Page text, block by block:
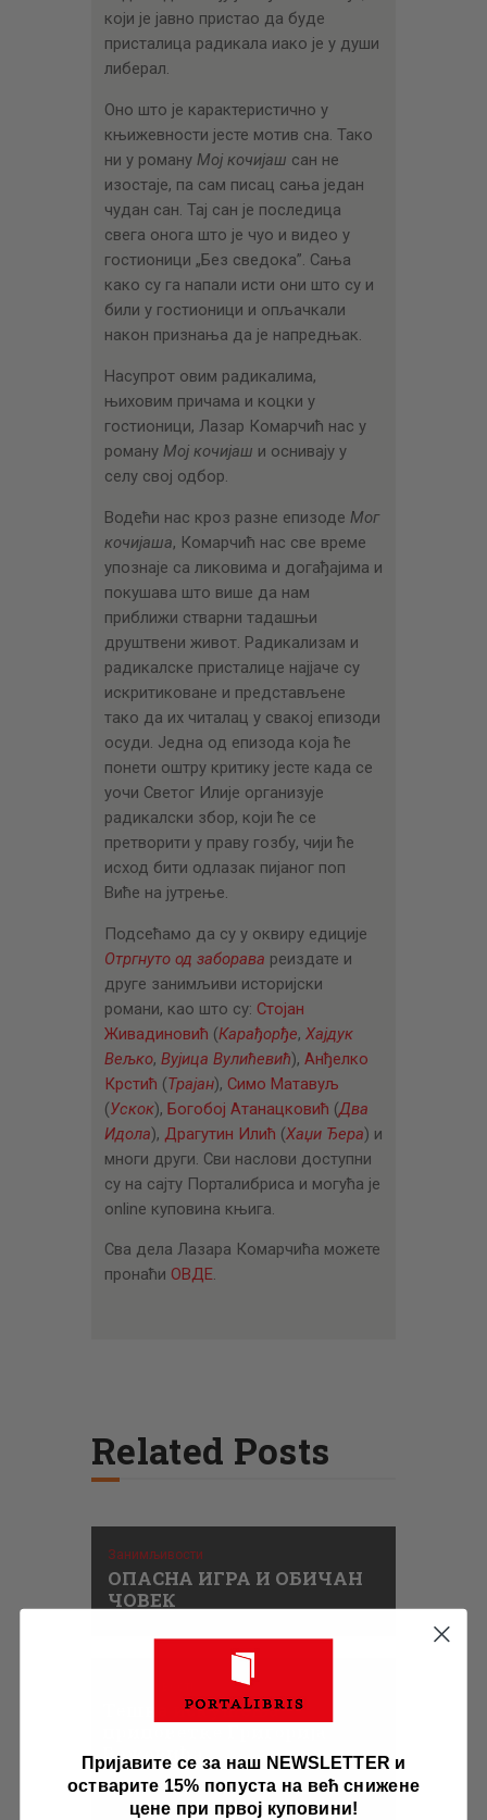
који је јавно пристао да буде
присталица радикала иако је у души
либерал.
Оно што је карактеристично у
књижевности јесте мотив сна. Тако
ни у роману Мој кочијаш сан не
изостаје, па сам писац сања један
чудан сан. Тај сан је последица
свега онога што је чуо и видео у
гостионици „Без сведока”. Сања
како су га напали исти они што су и
били у гостионици и опљачкали
након признања да је напредњак.
Насупрот овим радикалима,
њиховим причама и коцки у
гостионици, Лазар Комарчић нас у
роману Мој кочијаш и оснивају у
селу свој одбор.
Водећи нас кроз разне епизоде Мог
кочијаша, Комарчић нас све време
упознаје са ликовима и догађајима и
покушава што више да нам
приближи стварни тадашњи
друштвени живот. Радикализам и
радикалске присталице најјаче су
искритиковане и представљене
тако да их читалац у свакој епизоди
осуди. Једна од епизода која ће
понети оштру критику јесте када се
уочи Светог Илије организује
радикалски збор, који ће се
претворити у праву гозбу, чији ће
исход бити одлазак пијаног поп
Виће на јутрење.
Подсећамо да су у оквиру едиције
Отргнуто од заборава реиздате и
друге занимљиви историјски
романи, као што су: Стојан
Живадиновић (Карађорђе, Хајдук
Вељко, Вујица Вулићевић), Анђелко
Крстић (Трајан), Симо Матавуљ
(Ускок), Богобој Атанацковић (Два
Идола), Драгутин Илић (Хаџи Ђера) и
многи други. Сви наслови доступни
су на сајту Порталибриса и могућа је
online куповина књига.
Сва дела Лазара Комарчића можете
пронаћи ОВДЕ.
Related Posts
Занимљивости
ОПАСНА ИГРА И ОБИЧАН
ЧОВЕК
Тешка искушења –
Божовића
Пријавите се за наш NEWSLETTER и
остварите 15% попуста на већ снижене
цене при првој куповини!